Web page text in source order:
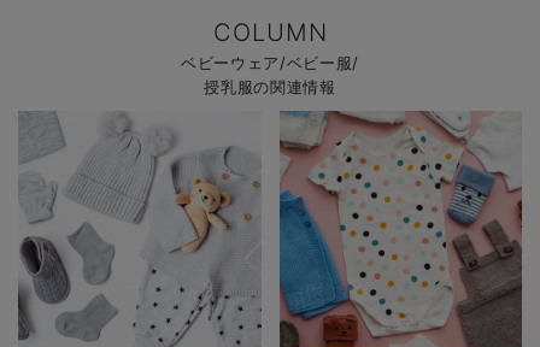
COLUMN
ベビーウェア/ベビー服/
授乳服の関連情報